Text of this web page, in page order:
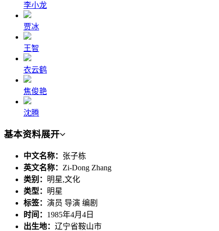
李小龙
贾冰
王智
衣云鹤
焦俊艳
沈腾
基本资料展开
中文名称： 张子栋
英文名称： Zi-Dong Zhang
类别： 明星,文化
类型： 明星
标签： 演员 导演 编剧
时间： 1985年4月4日
出生地： 辽宁省鞍山市